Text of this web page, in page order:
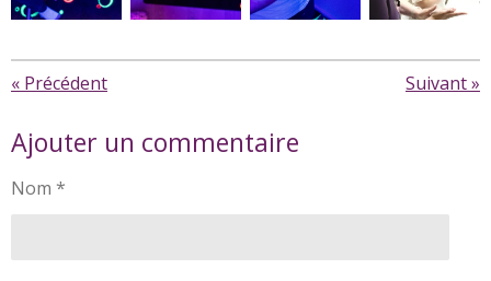
« Précédent Suivant»
Ajouter un commentaire
Nom *